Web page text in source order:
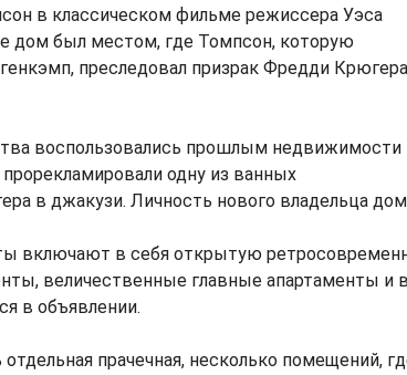
в классическом фильме режиссера Уэса
дом был местом, где Томпсон, которую
преследовал призрак Фредди Крюгера
воспользовались прошлым недвижимости
одну из ванных
в джакузи. Личность нового владельца
включают в себя открытую
величественные главные апартаменты
в объявлении.
прачечная, несколько помещений,